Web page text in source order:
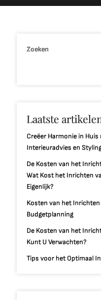
Zoeken
Laatste
Creëer Harmonie in
Interieuradvies en
De Kosten van het
Wat Kost het Inrichten
Eigenlijk?
Kosten van het Inrichten
Budgetplanning
De Kosten van het
Kunt U Verwachten?
Tips voor het Optimaal